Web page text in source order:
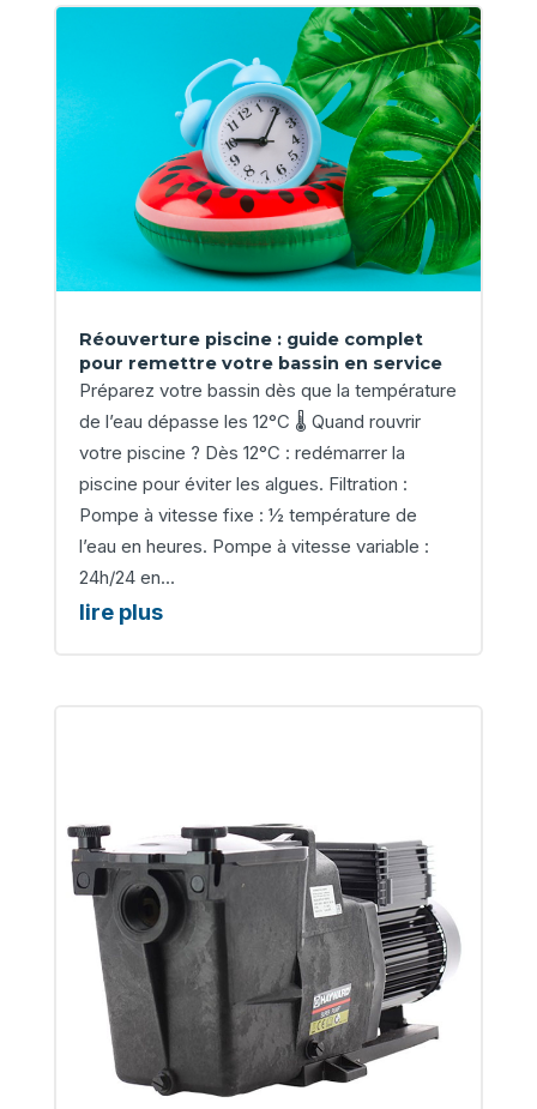
Réouverture piscine : guide complet
pour remettre votre bassin en service
Préparez votre bassin dès que la température
de l’eau dépasse les 12°C 🌡️ Quand rouvrir
votre piscine ? Dès 12°C : redémarrer la
piscine pour éviter les algues. Filtration :
Pompe à vitesse fixe : ½ température de
l’eau en heures. Pompe à vitesse variable :
24h/24 en...
lire plus